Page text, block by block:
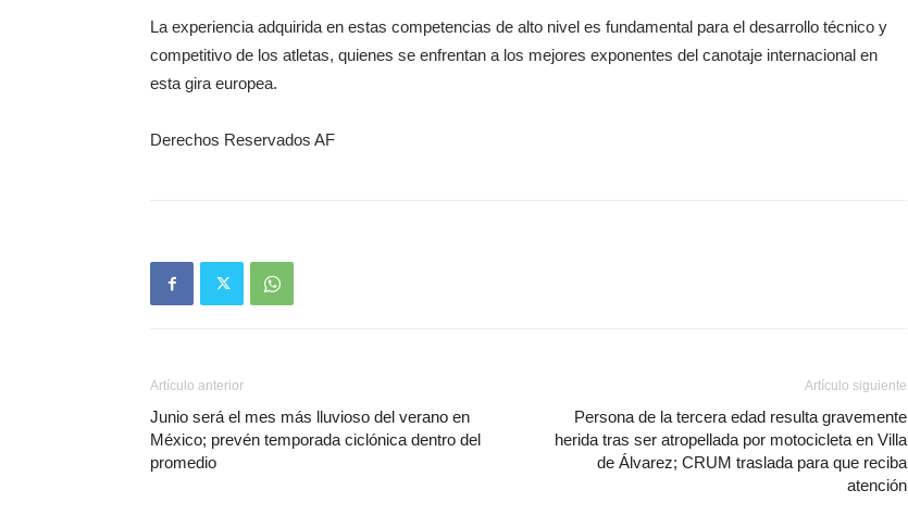
La experiencia adquirida en estas competencias de alto nivel es fundamental para el desarrollo técnico y
competitivo de los atletas, quienes se enfrentan a los mejores exponentes del canotaje internacional en
esta gira europea.
Derechos Reservados AF
Artículo anterior
Junio será el mes más lluvioso del verano en
México; prevén temporada ciclónica dentro del
promedio
Artículo siguiente
Persona de la tercera edad resulta gravemente
herida tras ser atropellada por motocicleta en Villa
de Álvarez; CRUM traslada para que reciba
atención